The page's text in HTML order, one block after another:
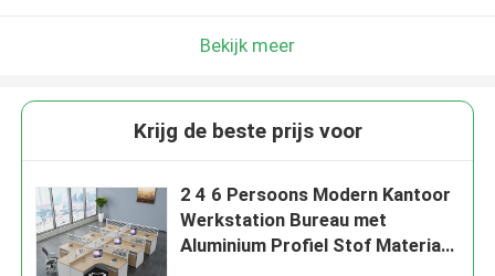
Bekijk meer
Krijg de beste prijs voor
2 4 6 Persoons Modern Kantoor
Werkstation Bureau met
Aluminium Profiel Stof Materiaal